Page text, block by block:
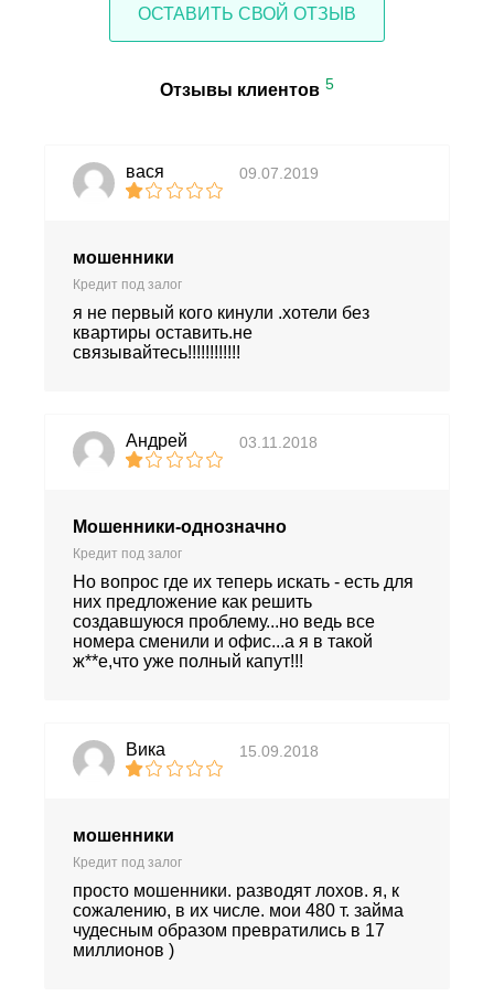
ОСТАВИТЬ СВОЙ ОТЗЫВ
Отзывы клиентов 5
вася 09.07.2019
мошенники
Кредит под залог
я не первый кого кинули .хотели без
квартиры оставить.не
связывайтесь!!!!!!!!!!!!
Андрей 03.11.2018
Мошенники-однозначно
Кредит под залог
Но вопрос где их теперь искать - есть для
них предложение как решить
создавшуюся проблему...но ведь все
номера сменили и офис...а я в такой
ж**е,что уже полный капут!!!
Вика 15.09.2018
мошенники
Кредит под залог
просто мошенники. разводят лохов. я, к
сожалению, в их числе. мои 480 т. займа
чудесным образом превратились в 17
миллионов )